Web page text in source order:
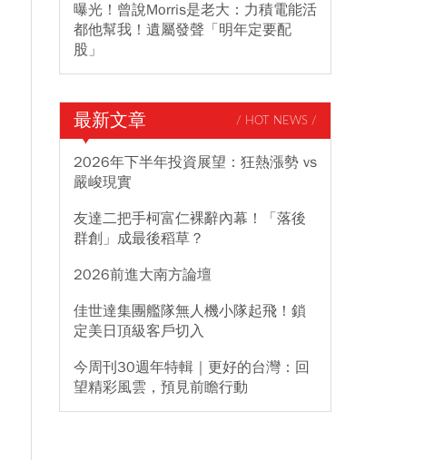
曝光！曾說Morris是老大：力積電能活
都他幫我！遺屬發聲「明年定要配
股」
最新文章 / HOT NEWS /
2026年下半年投資展望：狂熱漲勢 vs
嚴峻現實
友達二把手柯富仁裸辭內幕！「落後
群創」成最後稻草？
2026前進大南方論壇
佳世達集團艦隊無人機小隊起飛！鎖
定美日頂級客戶切入
今周刊30週年特輯｜更好的台灣：回
望精彩風雲，預見前瞻行動